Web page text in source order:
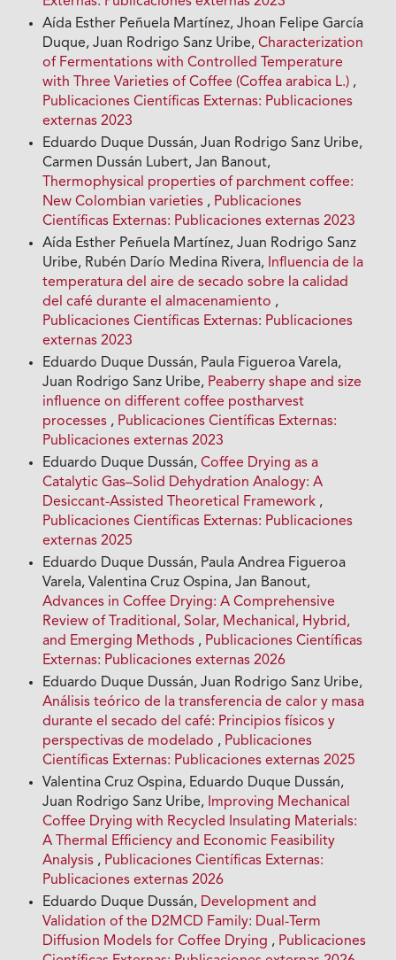
Aída Esther Peñuela Martínez, Jhoan Felipe García
Duque, Juan Rodrigo Sanz Uribe,Characterization
of Fermentations with Controlled Temperature
with Three Varieties of Coffee (Coffea arabica L.) ,
Publicaciones Científicas Externas: Publicaciones
externas 2023
Eduardo Duque Dussán, Juan Rodrigo Sanz Uribe,
Carmen Dussán Lubert, Jan Banout,
Thermophysical properties of parchment coffee:
New Colombian varieties , Publicaciones
Científicas Externas: Publicaciones externas 2023
Aída Esther Peñuela Martínez, Juan Rodrigo Sanz
Uribe, Rubén Darío Medina Rivera, Influencia de la
temperatura del aire de secado sobre la calidad
del café durante el almacenamiento ,
Publicaciones Científicas Externas: Publicaciones
externas 2023
Eduardo Duque Dussán, Paula Figueroa Varela,
Juan Rodrigo Sanz Uribe, Peaberry shape and size
influence on different coffee postharvest
processes , Publicaciones Científicas Externas:
Publicaciones externas 2023
Eduardo Duque Dussán,Coffee Drying as a
Catalytic Gas–Solid Dehydration Analogy: A
Desiccant-Assisted Theoretical Framework ,
Publicaciones Científicas Externas: Publicaciones
externas 2025
Eduardo Duque Dussán, Paula Andrea Figueroa
Varela, Valentina Cruz Ospina, Jan Banout,
Advances in Coffee Drying: A Comprehensive
Review of Traditional, Solar, Mechanical, Hybrid,
and Emerging Methods , Publicaciones Científicas
Externas: Publicaciones externas 2026
Eduardo Duque Dussán, Juan Rodrigo Sanz Uribe,
Análisis teórico de la transferencia de calor y masa
durante el secado del café: Principios físicos y
perspectivas de modelado , Publicaciones
Científicas Externas: Publicaciones externas 2025
Valentina Cruz Ospina, Eduardo Duque Dussán,
Juan Rodrigo Sanz Uribe, Improving Mechanical
Coffee Drying with Recycled Insulating Materials:
A Thermal Efficiency and Economic Feasibility
Analysis , Publicaciones Científicas Externas:
Publicaciones externas 2026
Eduardo Duque Dussán, Development and
Validation of the D2MCD Family: Dual-Term
Diffusion Models for Coffee Drying , Publicaciones